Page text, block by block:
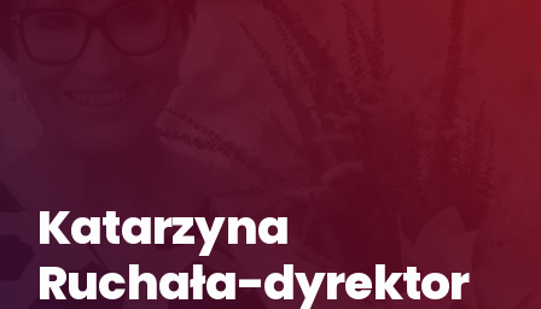
Katarzyna
Ruchała-dyrektor